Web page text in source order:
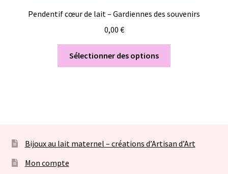
Pendentif cœur de lait – Gardiennes des souvenirs
0,00 €
Sélectionner des options
Bijoux au lait maternel – créations d’Artisan d’Art
Mon compte